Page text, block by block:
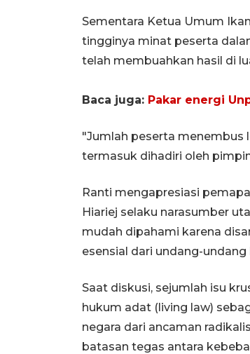
Sementara Ketua Umum
tingginya minat peserta
telah membuahkan hasil di
Baca juga: Pakar energi
"Jumlah peserta menembus
termasuk dihadiri oleh
Ranti mengapresiasi
Hiariej selaku narasumber
mudah dipahami karena
esensial dari undang-
Saat diskusi, sejumlah isu
hukum adat (living law)
negara dari ancaman
batasan tegas antara